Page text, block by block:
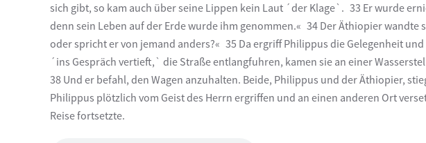
sich gibt, so kam auch über seine Lippen kein Laut ´der Klage`. 33 Er wurde
denn sein Leben auf der Erde wurde ihm genommen.« 34 Der Äthiopier wandte
oder spricht er von jemand anders?« 35 Da ergriff Philippus die Gelegenheit
´ins Gespräch vertieft,` die Straße entlangfuhren, kamen sie an einer
38 Und er befahl, den Wagen anzuhalten. Beide, Philippus und der Äthiopier,
Philippus plötzlich vom Geist des Herrn ergriffen und an einen anderen Ort
Reise fortsetzte.